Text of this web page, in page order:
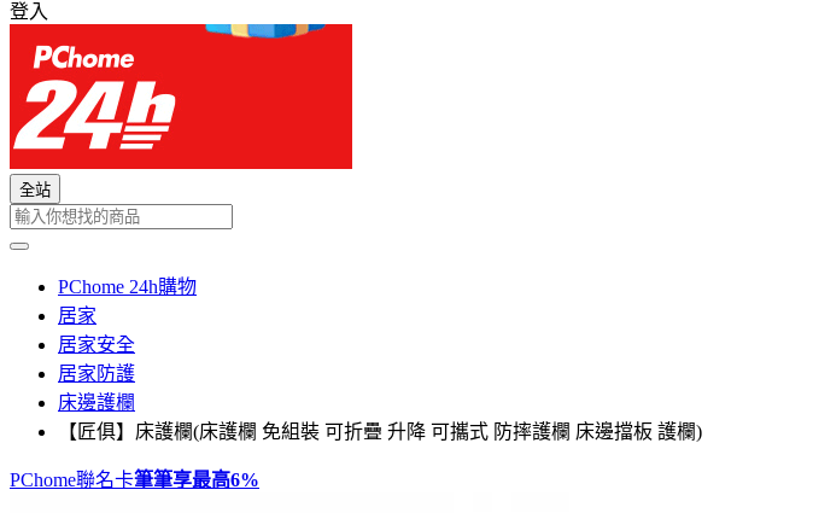
登入
全站
PChome 24h購物
居家
居家安全
居家防護
床邊護欄
【匠俱】床護欄(床護欄 免組裝 可折疊 升降 可攜式 防摔護欄 床邊擋板 護欄)
PChome聯名卡筆筆享最高6%